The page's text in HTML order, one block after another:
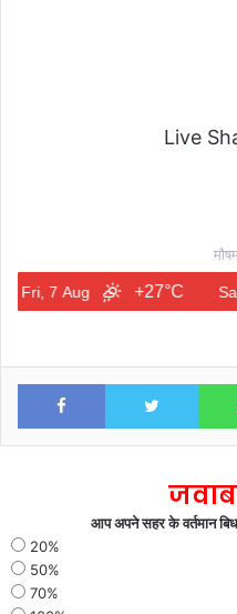
Live
Aug +27°C Sat, 8 Aug
Facebook Twitter
आप अपने सहर के वर्तमान
20%
50%
70%